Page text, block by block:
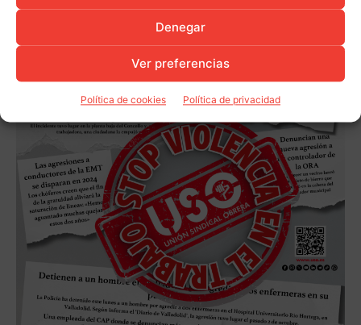
Denegar
Ver preferencias
Política de cookies Política de privacidad